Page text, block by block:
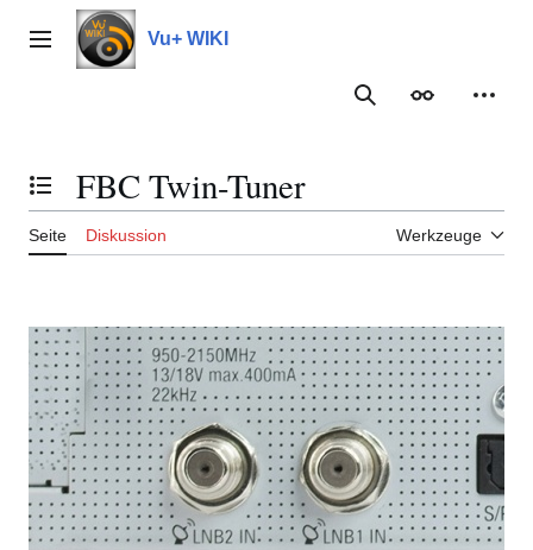
Inhalt
springenHauptmenü Vu+ WIKI
Suche
Inhaltsverzeichnis umschalten
FBC Twin-Tuner
Seite Diskussion Werkzeuge